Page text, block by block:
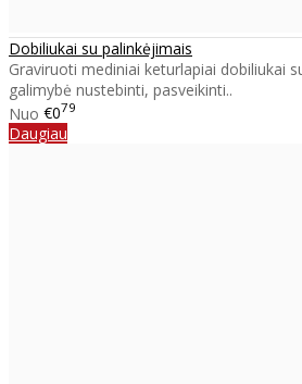
Dobiliukai su palinkėjimais
Graviruoti mediniai keturlapiai dobiliukai
galimybė nustebinti, pasveikinti..
Nuo €079
Daugiau